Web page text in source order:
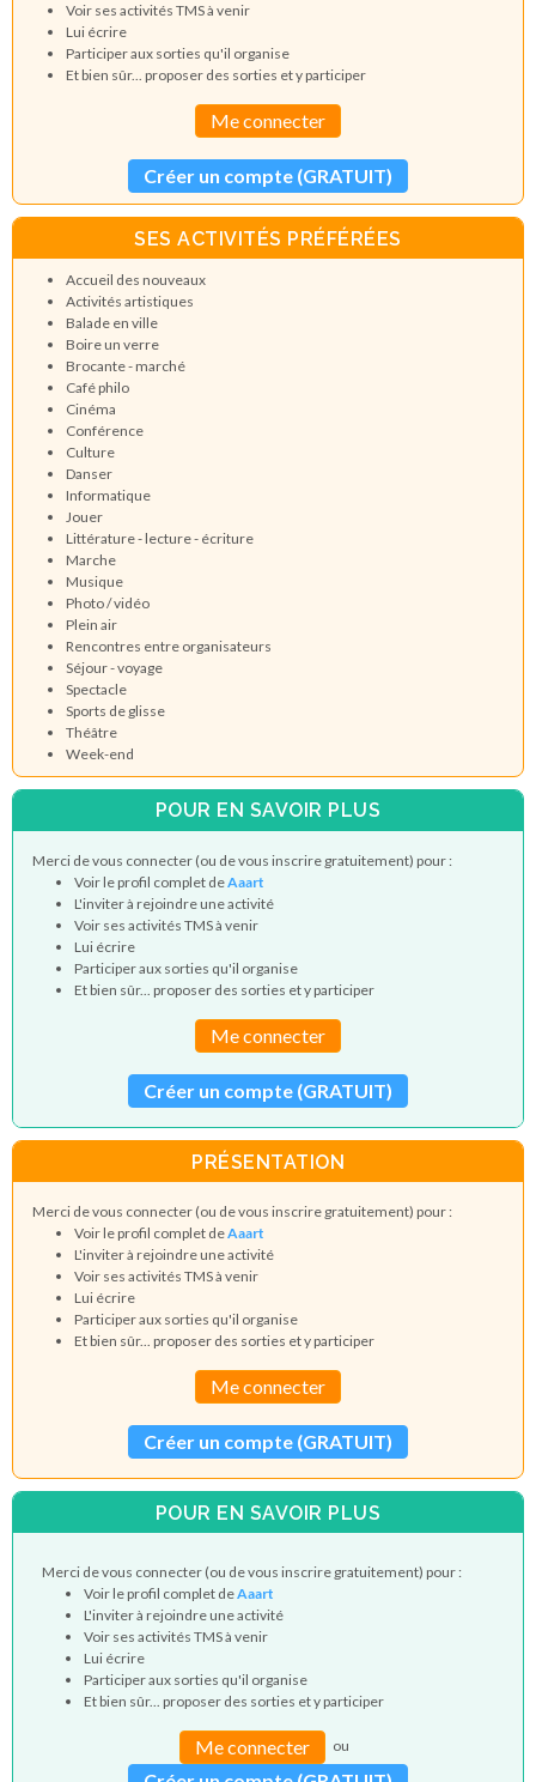
Voir ses activités TMS à venir
Lui écrire
Participer aux sorties qu'il organise
Et bien sûr... proposer des sorties et y participer
Me connecter
Créer un compte (GRATUIT)
SES ACTIVITÉS PRÉFÉRÉES
Accueil des nouveaux
Activités artistiques
Balade en ville
Boire un verre
Brocante - marché
Café philo
Cinéma
Conférence
Culture
Danser
Informatique
Jouer
Littérature - lecture - écriture
Marche
Musique
Photo / vidéo
Plein air
Rencontres entre organisateurs
Séjour - voyage
Spectacle
Sports de glisse
Théâtre
Week-end
POUR EN SAVOIR PLUS
Merci de vous connecter (ou de vous inscrire gratuitement) pour :
Voir le profil complet deAaart
L'inviter à rejoindre une activité
Voir ses activités TMS à venir
Lui écrire
Participer aux sorties qu'il organise
Et bien sûr... proposer des sorties et y participer
Me connecter
Créer un compte (GRATUIT)
PRÉSENTATION
Merci de vous connecter (ou de vous inscrire gratuitement) pour :
Voir le profil complet deAaart
L'inviter à rejoindre une activité
Voir ses activités TMS à venir
Lui écrire
Participer aux sorties qu'il organise
Et bien sûr... proposer des sorties et y participer
Me connecter
Créer un compte (GRATUIT)
POUR EN SAVOIR PLUS
Merci de vous connecter (ou de vous inscrire gratuitement) pour :
Voir le profil complet deAaart
L'inviter à rejoindre une activité
Voir ses activités TMS à venir
Lui écrire
Participer aux sorties qu'il organise
Et bien sûr... proposer des sorties et y participer
Me connecter ou